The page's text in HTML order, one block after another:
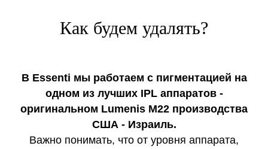
Как будем удалять?
В Essenti мы работаем с пигментацией на
одном из лучших IPL аппаратов -
оригинальном Lumenis M22 производства
США - Израиль.
Важно понимать, что от уровня аппарата,